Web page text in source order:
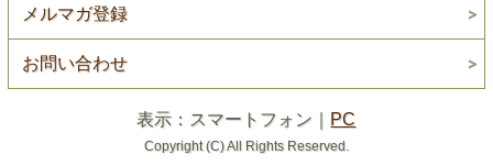
メルマガ登録
お問い合わせ
表示：スマートフォン｜ PC
Copyright (C) All Rights Reserved.